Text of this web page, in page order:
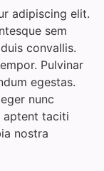
adipiscing elit.
sem
convallis.
Pulvinar
egestas.
nunc
aptent taciti
nostra